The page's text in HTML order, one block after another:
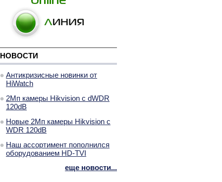
НОВОСТИ
Антикризисные новинки от
HiWatch
2Мп камеры Hikvision с dWDR
120dB
Новые 2Мп камеры Hikvision с
WDR 120dB
Наш ассортимент пополнился
оборудованием HD-TVI
еще новости...